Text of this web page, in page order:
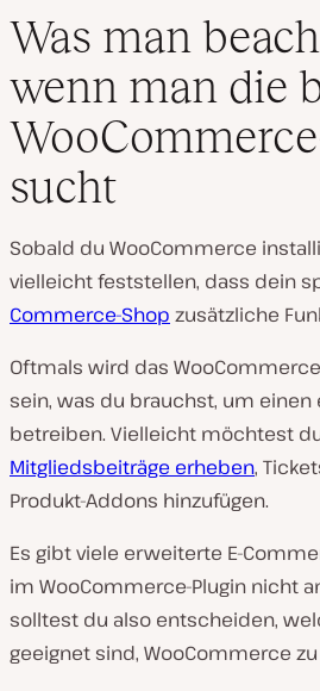
Was man
wenn man die
sucht
Sobald du WooCommerce
vielleicht feststellen, dass dein
Commerce-Shop zusätzliche
Oftmals wird das
sein, was du brauchst, um einen
betreiben. Vielleicht möchtest
Mitgliedsbeiträge erheben,
Produkt-Addons hinzufügen.
Es gibt viele erweiterte E-
im WooCommerce-Plugin nicht
solltest du also entscheiden,
geeignet sind, WooCommerce